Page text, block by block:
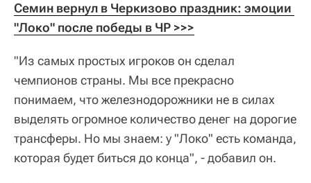
Семин вернул в Черкизово праздник: эмоции
"Локо" после победы в ЧР >>>
"Из самых простых игроков он сделал
чемпионов страны. Мы все прекрасно
понимаем, что железнодорожники не в силах
выделять огромное количество денег на дорогие
трансферы. Но мы знаем: у "Локо" есть команда,
которая будет биться до конца", - добавил он.